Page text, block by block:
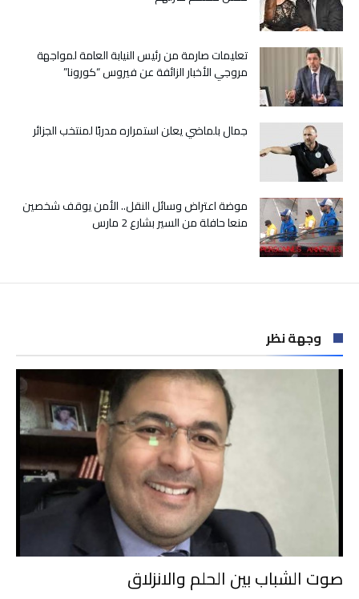
تعليمات صارمة من رئيس النيابة العامة لمواجهة
مروجي الأخبار الزائفة عن فيروس “كورونا”
جمال بلماضي يعلن استمراره مدربًا لمنتخب الجزائر
موضة اعتراض وسائل النقل.. الأمن يوقف شخصين
منعا حافلة من السير بشارع 2 مارس
وجهة نظر
صوت الشباب بين الحلم والانزلاق